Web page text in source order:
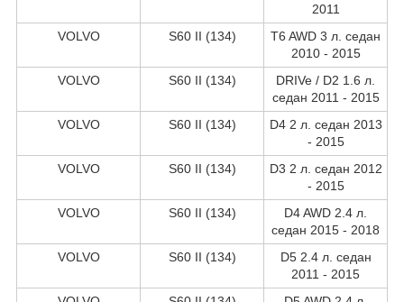
2011
VOLVO
S60 II (134)
T6 AWD 3 л. седан
2010 - 2015
VOLVO
S60 II (134)
DRIVe / D2 1.6 л.
седан 2011 - 2015
VOLVO
S60 II (134)
D4 2 л. седан 2013
- 2015
VOLVO
S60 II (134)
D3 2 л. седан 2012
- 2015
VOLVO
S60 II (134)
D4 AWD 2.4 л.
седан 2015 - 2018
VOLVO
S60 II (134)
D5 2.4 л. седан
2011 - 2015